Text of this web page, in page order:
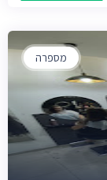
מספרה